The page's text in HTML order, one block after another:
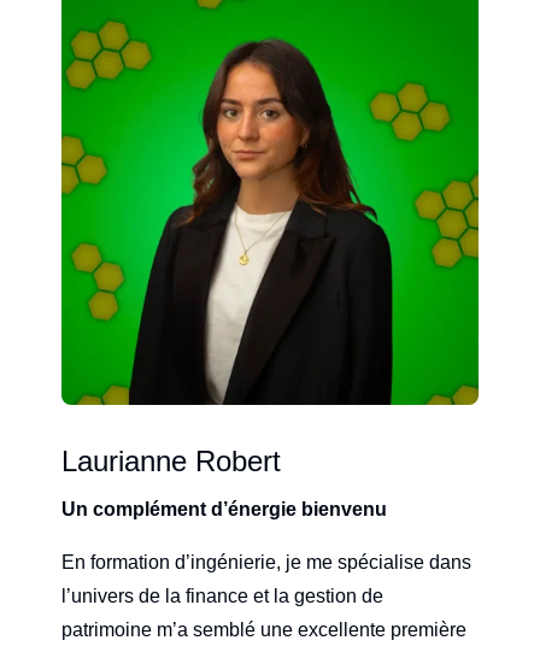
Laurianne Robert
Un complément d’énergie bienvenu
En formation d’ingénierie, je me spécialise dans
l’univers de la finance et la gestion de
patrimoine m’a semblé une excellente première